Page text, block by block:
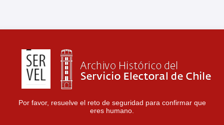
Por favor, resuelve el reto de seguridad para confirmar que
eres humano.